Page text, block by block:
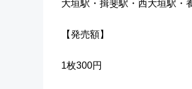
大垣駅・揖斐駅・西大垣駅・
【発売額】
1枚300円